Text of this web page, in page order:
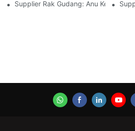
Supplier Rak Gudang: Anu Kedah